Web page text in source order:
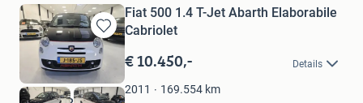
Bewaren
in
Mijn
Favorieten
Fiat 500 1.4 T-Jet Abarth Elaborabile
Cabriolet
€ 10.450,- Details
2011 169.554 km